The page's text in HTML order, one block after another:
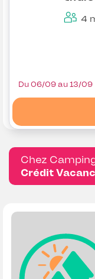
4
Du 06/09 au 13/09
Chez
Crédit